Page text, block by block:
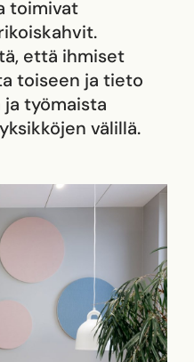
toimivat
että ihmiset
toiseen ja tieto
työmaista
välillä.